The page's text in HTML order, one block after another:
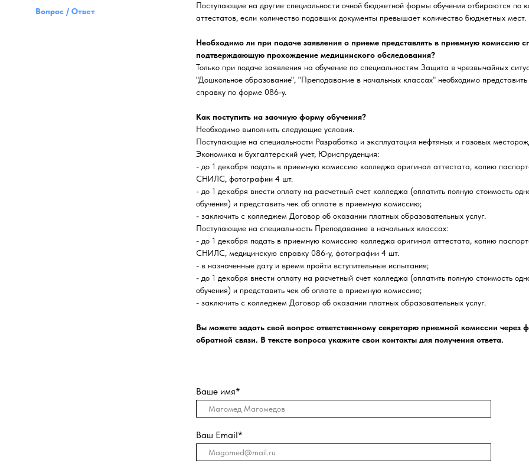
Поступающие на другие специальности очной бюджетной формы обучения отбираются по
аттестатов, если количество подавших документы превышает количество бюджетных мест.
Необходимо ли при подаче заявления о приеме представлять в приемную комиссию
подтверждающую прохождение медицинского обследования?
Только при подаче заявления на обучение по специальностям Защита в чрезвычайных
"Дошкольное образование", "Преподавание в начальных классах" необходимо
справку по форме 086-у.
Как поступить на заочную форму обучения?
Необходимо выполнить следующие условия.
Поступающие на специальности Разработка и эксплуатация нефтяных и газовых
Экономика и бухгалтерский учет, Юриспруденция:
- до 1 декабря подать в приемную комиссию колледжа оригинал аттестата, копию
СНИЛС, фотографии 4 шт.
- до 1 декабря внести оплату на расчетный счет колледжа (оплатить полную стоимость
обучения) и представить чек об оплате в приемную комиссию;
- заключить с колледжем Договор об оказании платных образовательных услуг.
Поступающие на специальность Преподавание в начальных классах:
- до 1 декабря подать в приемную комиссию колледжа оригинал аттестата, копию
СНИЛС, медицинскую справку 086-у, фотографии 4 шт.
- в назначенные дату и время пройти вступительные испытания;
- до 1 декабря внести оплату на расчетный счет колледжа (оплатить полную стоимость
обучения) и представить чек об оплате в приемную комиссию;
- заключить с колледжем Договор об оказании платных образовательных услуг.
Вы можете задать свой вопрос ответственному секретарю приемной комиссии через
обратной связи. В тексте вопроса укажите свои контакты для получения ответа.
Ваше имя*
Ваш Email*
Вопрос / Ответ